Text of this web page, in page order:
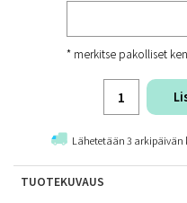
* merkitse pakolliset
Lähetetään 3 arkipäivän
TUOTEKUVAUS